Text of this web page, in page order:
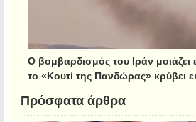
Ο βομβαρδισμός του Ιράν
το «Κουτί της Πανδώρας» κρύβει
Πρόσφατα άρθρα